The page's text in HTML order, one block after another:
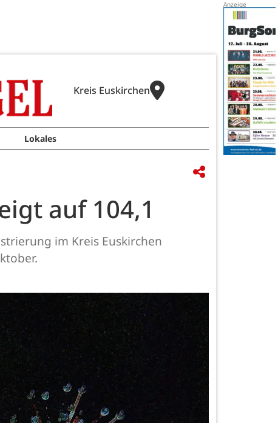
Kreis Euskirchen
Lokales
auf 104,1
im Kreis Euskirchen